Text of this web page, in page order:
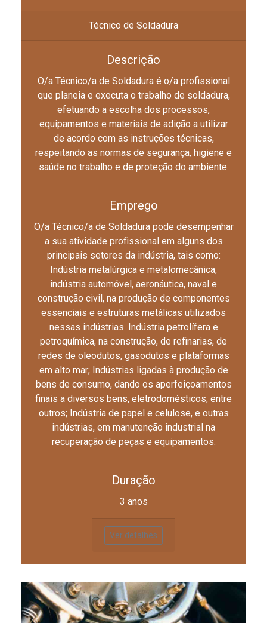
Técnico de Soldadura
Descrição
O/a Técnico/a de Soldadura é o/a profissional
que planeia e executa o trabalho de soldadura,
efetuando a escolha dos processos,
equipamentos e materiais de adição a utilizar
de acordo com as instruções técnicas,
respeitando as normas de segurança, higiene e
saúde no trabalho e de proteção do ambiente.
Emprego
O/a Técnico/a de Soldadura pode desempenhar
a sua atividade profissional em alguns dos
principais setores da indústria, tais como:
Indústria metalúrgica e metalomecânica,
indústria automóvel, aeronáutica, naval e
construção civil, na produção de componentes
essenciais e estruturas metálicas utilizados
nessas indústrias. Indústria petrolífera e
petroquímica, na construção, de refinarias, de
redes de oleodutos, gasodutos e plataformas
em alto mar; Indústrias ligadas à produção de
bens de consumo, dando os aperfeiçoamentos
finais a diversos bens, eletrodomésticos, entre
outros; Indústria de papel e celulose, e outras
indústrias, em manutenção industrial na
recuperação de peças e equipamentos.
Duração
3 anos
Ver detalhes